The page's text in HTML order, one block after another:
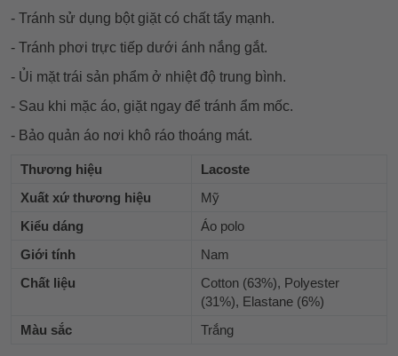
- Tránh sử dụng bột giặt có chất tẩy mạnh.
- Tránh phơi trực tiếp dưới ánh nắng gắt.
- Ủi mặt trái sản phẩm ở nhiệt độ trung bình.
- Sau khi mặc áo, giặt ngay để tránh ẩm mốc.
- Bảo quản áo nơi khô ráo thoáng mát.
Thương hiệu
Lacoste
Xuất xứ thương hiệu
Mỹ
Kiểu dáng
Áo polo
Giới tính
Nam
Chất liệu
Cotton (63%), Polyester
(31%), Elastane (6%)
Màu sắc
Trắng